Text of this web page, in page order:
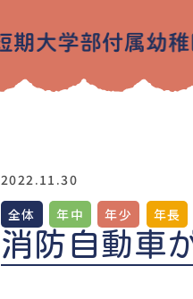
2022.11.30
全体
年中 年少 年長
消防自動車